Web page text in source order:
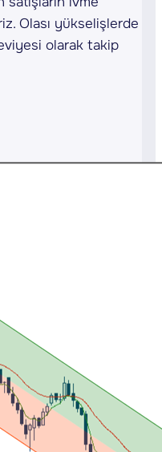
Olası yükselişlerde
olarak takip